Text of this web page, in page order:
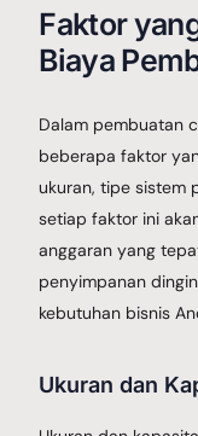
Faktor
Biaya
Dalam pembuatan
beberapa faktor
ukuran, tipe sistem
setiap faktor ini
anggaran yang
penyimpanan
kebutuhan bisnis
Ukuran dan